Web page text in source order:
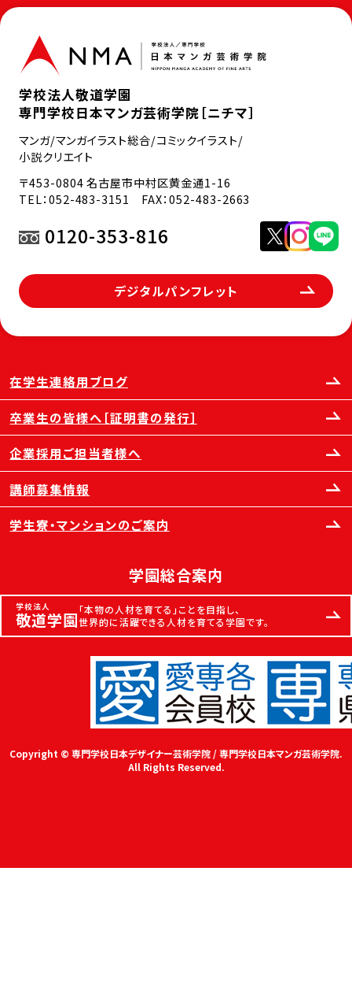
学校法人敬道学園
専門学校日本マンガ芸術学院［ニチマ］
マンガ/マンガイラスト総合/コミックイラスト/
小説クリエイト
〒453-0804 名古屋市中村区黄金通1-16
TEL：052-483-3151 FAX：052-483-2663
0120-353-816
デジタルパンフレット
在学生連絡用ブログ
卒業生の皆様へ［証明書の発行］
企業採用ご担当者様へ
講師募集情報
学生寮・マンションのご案内
学園総合案内
学校法人
敬道学園「本物の人材を育てる」ことを目指し、
世界的に活躍できる人材を育てる学園です。
Copyright © 専門学校日本デザイナー芸術学院 / 専門学校日本マンガ芸術学院.
All Rights Reserved.